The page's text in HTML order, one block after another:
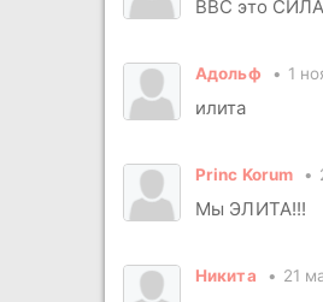
ВВС это СИЛА
Адольф 1
илита
Princ Korum
Мы ЭЛИТА!!!
Никита 21